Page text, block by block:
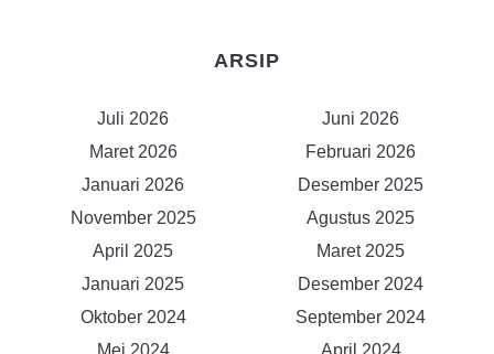
ARSIP
Juli 2026
Juni 2026
Maret 2026
Februari 2026
Januari 2026
Desember 2025
November 2025
Agustus 2025
April 2025
Maret 2025
Januari 2025
Desember 2024
Oktober 2024
September 2024
Mei 2024
April 2024